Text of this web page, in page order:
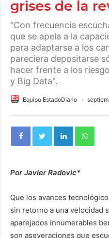
grises de la
"Con frecuencia
que se apela a la
para adaptarse a los
pareciera depositarse
hacer frente a los
y Big Data".
Equipo EstadoDiario
Por Javier Radovic*
Que los avances
sin retorno a una velocidad
aparejados innumerables
son aseveraciones que